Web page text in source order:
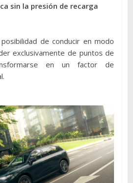
sin la presión de recarga
de conducir en modo
exclusivamente de puntos de
en un factor de